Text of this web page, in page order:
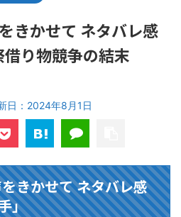
きかせて ネタバレ感
り物競争の結末
日： 2024年8月1日
きかせて ネタバレ感
」